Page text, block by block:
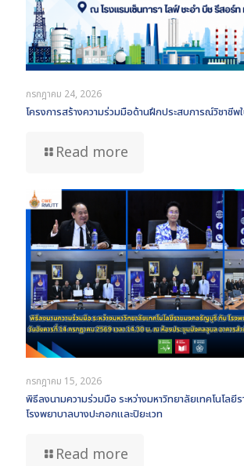
กรกฎาคม 24, 2026
โครงการสร้างความร่วมมือด้านฝึกประสบการณ์วิชาชีพ
Read more
กรกฎาคม 15, 2026
พิธีลงนามความร่วมมือ ระหว่างมหาวิทยาลัยเทคโนโล
โรงพยาบาลบางปะกอกและปิยะเวท
Read more